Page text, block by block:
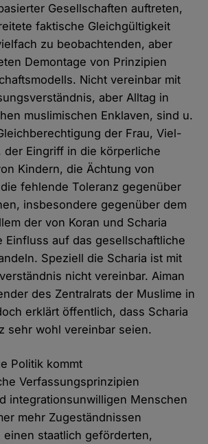
Gesellschaften auftreten,
faktische Gleichgültigkeit
zu beobachtenden, aber
Demontage von Prinzipien
Nicht vereinbar mit
aber Alltag in
muslimischen Enklaven, sind u.
der Frau, Viel-
der Eingriff in die körperliche
Kindern, die Ächtung von
fehlende Toleranz gegenüber
insbesondere gegenüber dem
der von Koran und Scharia
Einfluss auf das gesellschaftliche
Speziell die Scharia ist mit
nicht vereinbar. Aiman
des Zentralrats der Muslime in
erklärt öffentlich, dass Scharia
sehr wohl vereinbar seien.
Politik kommt
Verfassungsprinzipien
integrationsunwilligen Menschen
mehr Zugeständnissen
staatlich geförderten,